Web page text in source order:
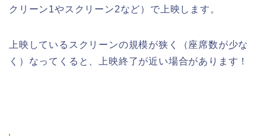
クリーン1やスクリーン2など）で上映します。
上映しているスクリーンの規模が狭く（座席数が少な
く）なってくると、上映終了が近い場合があります！